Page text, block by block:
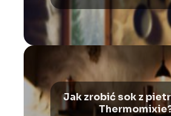
Jak zrobić sok z